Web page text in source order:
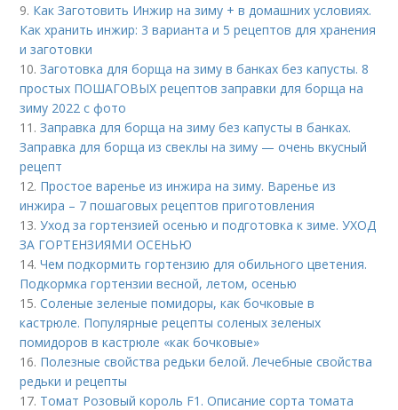
9. Как Заготовить Инжир на зиму + в домашних условиях.
Как хранить инжир: 3 варианта и 5 рецептов для хранения
и заготовки
10.Заготовка для борща на зиму в банках без капусты. 8
простых ПОШАГОВЫХ рецептов заправки для борща на
зиму 2022 с фото
11.Заправка для борща на зиму без капусты в банках.
Заправка для борща из свеклы на зиму — очень вкусный
рецепт
12. Простое варенье из инжира на зиму. Варенье из
инжира – 7 пошаговых рецептов приготовления
13.Уход за гортензией осенью и подготовка к зиме. УХОД
ЗА ГОРТЕНЗИЯМИ ОСЕНЬЮ
14.Чем подкормить гортензию для обильного цветения.
Подкормка гортензии весной, летом, осенью
15.Соленые зеленые помидоры, как бочковые в
кастрюле. Популярные рецепты соленых зеленых
помидоров в кастрюле «как бочковые»
16. Полезные свойства редьки белой. Лечебные свойства
редьки и рецепты
17. Томат Розовый король F1. Описание сорта томата